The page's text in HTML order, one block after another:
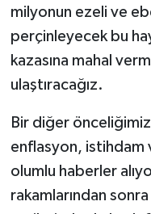
milyonun ezeli ve
perçinleyecek bu
kazasına mahal
ulaştıracağız.
Bir diğer
enflasyon, istihdam
olumlu haberler
rakamlarından